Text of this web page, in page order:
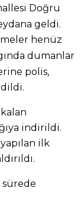
Doğru
geldi.
henüz
dumanlar
polis,
indirildi.
ilk
sürede